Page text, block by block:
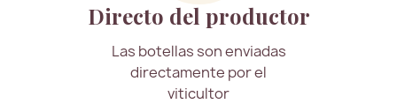
Directo del productor
Las botellas son enviadas
directamente por el
viticultor